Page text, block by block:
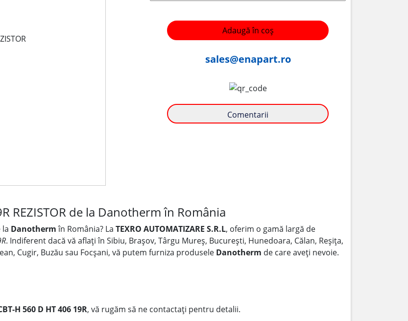
Adaugă în coș
sales@enapart.ro
Comentarii
REZISTOR de la Danotherm în România
la Danothermîn România? La TEXRO AUTOMATIZARE S.R.L, oferim o gamă largă de
. Indiferent dacă vă aflați în Sibiu, Brașov, Târgu Mureș, București, Hunedoara, Călan, Reșița,
Cugir, Buzău sau Focșani, vă putem furniza produsele Danotherm de care aveți nevoie.
H 560 D HT 406 19R, vă rugăm să ne contactați pentru detalii.